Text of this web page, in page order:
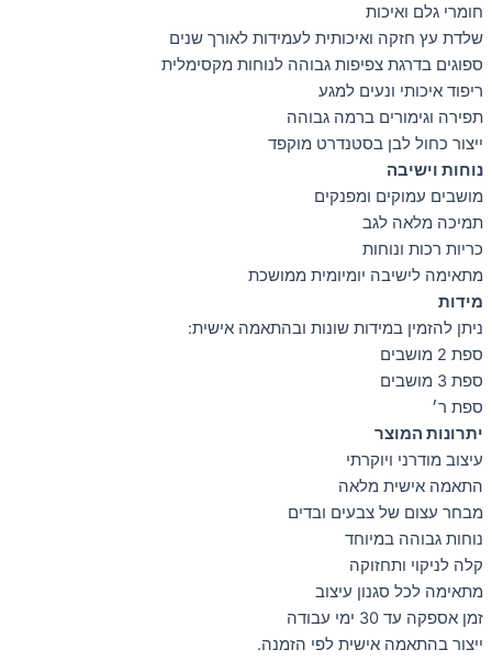
חומרי גלם ואיכות
שלדת עץ חזקה ואיכותית לעמידות לאורך שנים
ספוגים בדרגת צפיפות גבוהה לנוחות מקסימלית
ריפוד איכותי ונעים למגע
תפירה וגימורים ברמה גבוהה
ייצור כחול לבן בסטנדרט מוקפד
נוחות וישיבה
מושבים עמוקים ומפנקים
תמיכה מלאה לגב
כריות רכות ונוחות
מתאימה לישיבה יומיומית ממושכת
מידות
ניתן להזמין במידות שונות ובהתאמה אישית:
ספת 2 מושבים
ספת 3 מושבים
ספת ר׳
יתרונות המוצר
עיצוב מודרני ויוקרתי
התאמה אישית מלאה
מבחר עצום של צבעים ובדים
נוחות גבוהה במיוחד
קלה לניקוי ותחזוקה
מתאימה לכל סגנון עיצוב
זמן אספקה עד 30 ימי עבודה
ייצור בהתאמה אישית לפי הזמנה.